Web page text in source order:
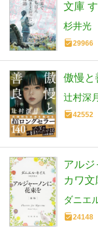
文庫
杉井光
29966
傲慢と
辻村深月
42552
アルジ
カワ文
ダニエ
24148